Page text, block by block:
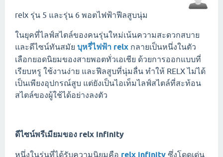
relx รุ่น 5 และรุ่น 6 พอตไฟฟ้าฟีลสูบนุ่ม
ในยุคที่ไลฟ์สไตล์ของคนรุ่นใหม่เน้นความสะดวกสบาย
และดีไซน์ทันสมัย บุหรี่ไฟฟ้า relx กลายเป็นหนึ่งในตัว
เลือกยอดนิยมของสายพอตทั่วเอเชีย ด้วยการออกแบบที่
เรียบหรู ใช้งานง่าย และฟีลสูบที่นุ่มลื่น ทำให้ RELX ไม่ได้
เป็นเพียงอุปกรณ์สูบ แต่ยังเป็นไอเท็มไลฟ์สไตล์ที่สะท้อน
สไตล์ของผู้ใช้ได้อย่างลงตัว
ดีไซน์พรีเมียมของ relx infinity
หนึ่งในรุ่นที่ได้รับความนิยมคือ relx infinity ซึ่งโดดเด่น